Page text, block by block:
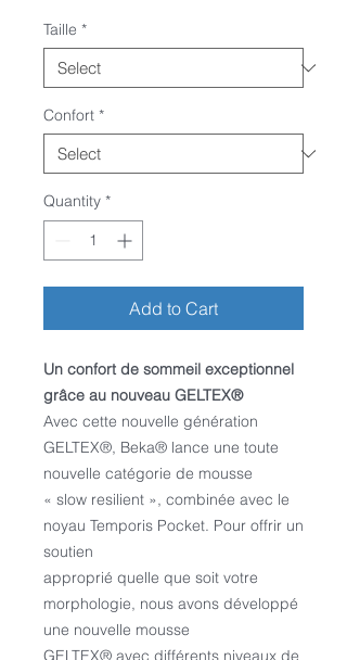
Taille *
Confort *
Quantity *
Add to Cart
Un confort de sommeil exceptionnel
grâce au nouveau GELTEX®
Avec cette nouvelle génération
GELTEX®, Beka® lance une toute
nouvelle catégorie de mousse
« slow resilient », combinée avec le
noyau Temporis Pocket. Pour offrir un
soutien
approprié quelle que soit votre
morphologie, nous avons développé
une nouvelle mousse
GELTEX® avec différents niveaux de